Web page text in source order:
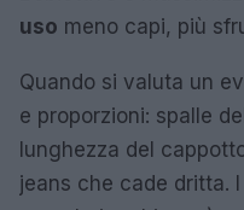
uso meno capi, più
Quando si valuta un
e proporzioni: spalle
lunghezza del
jeans che cade dritta.